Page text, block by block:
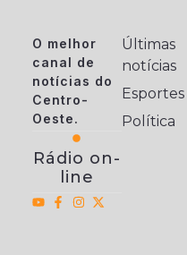
O melhor
canal de
notícias do
Centro-
Oeste.
Rádio on-
line
Últimas
notícias
Esportes
Política